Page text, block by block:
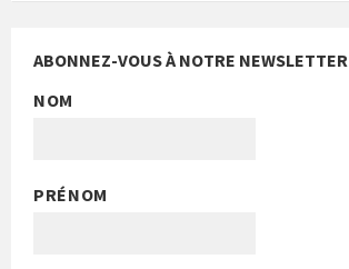
ABONNEZ-VOUS À NOTRE NEWSLETTER
NOM
PRÉNOM